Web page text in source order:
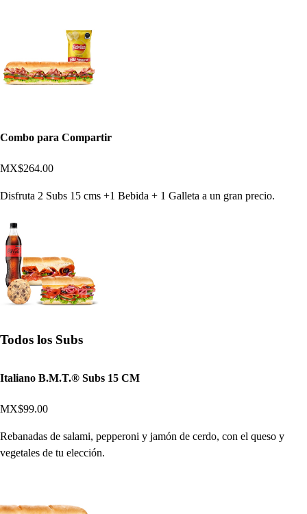
Combo para Compartir
MX$264.00
Disfruta 2 Subs 15 cms +1 Bebida + 1 Galleta a un gran precio.
Todos los Subs
Italiano B.M.T.® Subs 15 CM
MX$99.00
Rebanadas de salami, pepperoni y jamón de cerdo, con el queso y
vegetales de tu elección.